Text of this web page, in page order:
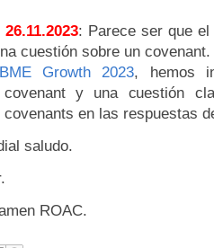
: Parece ser que
cuestión sobre un
Growth 2023, hemos
y una cuestión
covenants en las respuestas
saludo.
ROAC.